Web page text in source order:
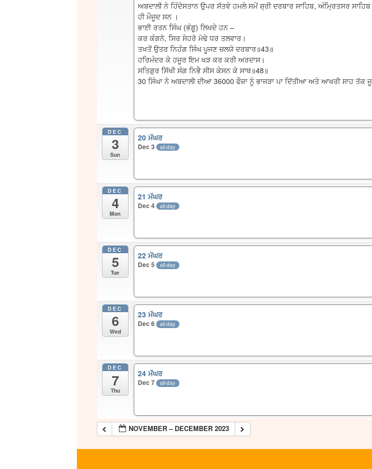
ਅਬਦਾਲੀ ਨੇ ਹਿੰਦੋਸਤਾਨ ਉੁਪਰ ਸੱਤਵੇ ਹਮਲੇ ਸਮੇਂ ਸ਼੍ਰੀ ਦਰਬਾਰ ਸਾਹਿਬ, ਅੰਮ੍ਰਿਤਸਰ
ਹੀ ਮੌਜੂਦ ਸਨ ।
ਭਾਈ ਰਤਨ ਸਿੰਘ (ਭੰਗੂ) ਲਿਖਦੇ ਹਨ –
ਕਰ ਕੰਗਨੋ, ਸਿਰ ਸੇਹਰੋ ਮੋਢੇ ਧਰ ਤਲਵਾਰ।
ਤਖਤੋਂ ਉਤਰ ਨਿਹੰਗ ਸਿੰਘ ਪੂਜਣ ਚਲਯੋ ਦਰਬਾਰ॥43॥
ਹਰਿਮੰਦਰ ਕੇ ਹਜੂਰ ਇਮ ਖੜ ਕਰ ਕਰੀ ਅਰਦਾਸ।
ਸਤਿਗੁਰ ਸਿੱਖੀ ਸੰਗ ਨਿਭੈ ਸੀਸ ਕੇਸਨ ਕੇ ਸਾਥ॥48॥
30 ਸਿੰਘਾ ਨੇ ਅਬਦਾਲੀ ਦੀਆ 36000 ਫੌਜ਼ਾ ਨੂੰ ਭਾਜੜਾ ਪਾ ਦਿੱਤੀਆ ਅਤੇ ਆਖਰੀ ਸਾਹ ਤੱਕ
DEC
3
Sun
20 ਮੱਘਰ
Dec 3 all-day
DEC
4
Mon
21 ਮੱਘਰ
Dec 4 all-day
DEC
5
Tue
22 ਮੱਘਰ
Dec 5 all-day
DEC
6
Wed
23 ਮੱਘਰ
Dec 6 all-day
DEC
7
Thu
24 ਮੱਘਰ
Dec 7 all-day
NOVEMBER – DECEMBER 2023